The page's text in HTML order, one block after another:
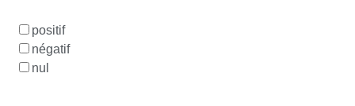
positif
négatif
nul